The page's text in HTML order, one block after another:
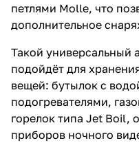
петлями Molle, что
дополнительное
Такой универсальный
подойдёт для
вещей: бутылок с
подогревателями,
горелок типа Jet Boil,
приборов ночного